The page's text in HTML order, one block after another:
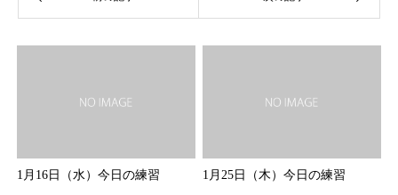
1月16日（水）今日の練習 1月25日（木）今日の練習